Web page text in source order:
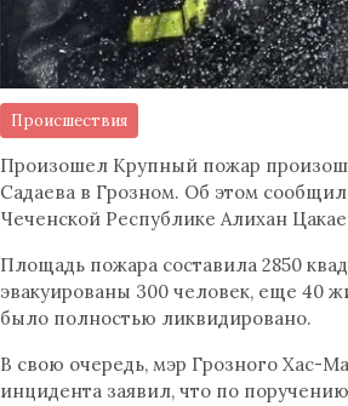
Происшествия
Произошел Крупный пожар
Садаева в Грозном. Об этом
Чеченской Республике Алихан
Площадь пожара составила 2850
эвакуированы 300 человек, еще 40
было полностью ликвидировано.
В свою очередь, мэр Грозного Хас-
инцидента заявил, что по